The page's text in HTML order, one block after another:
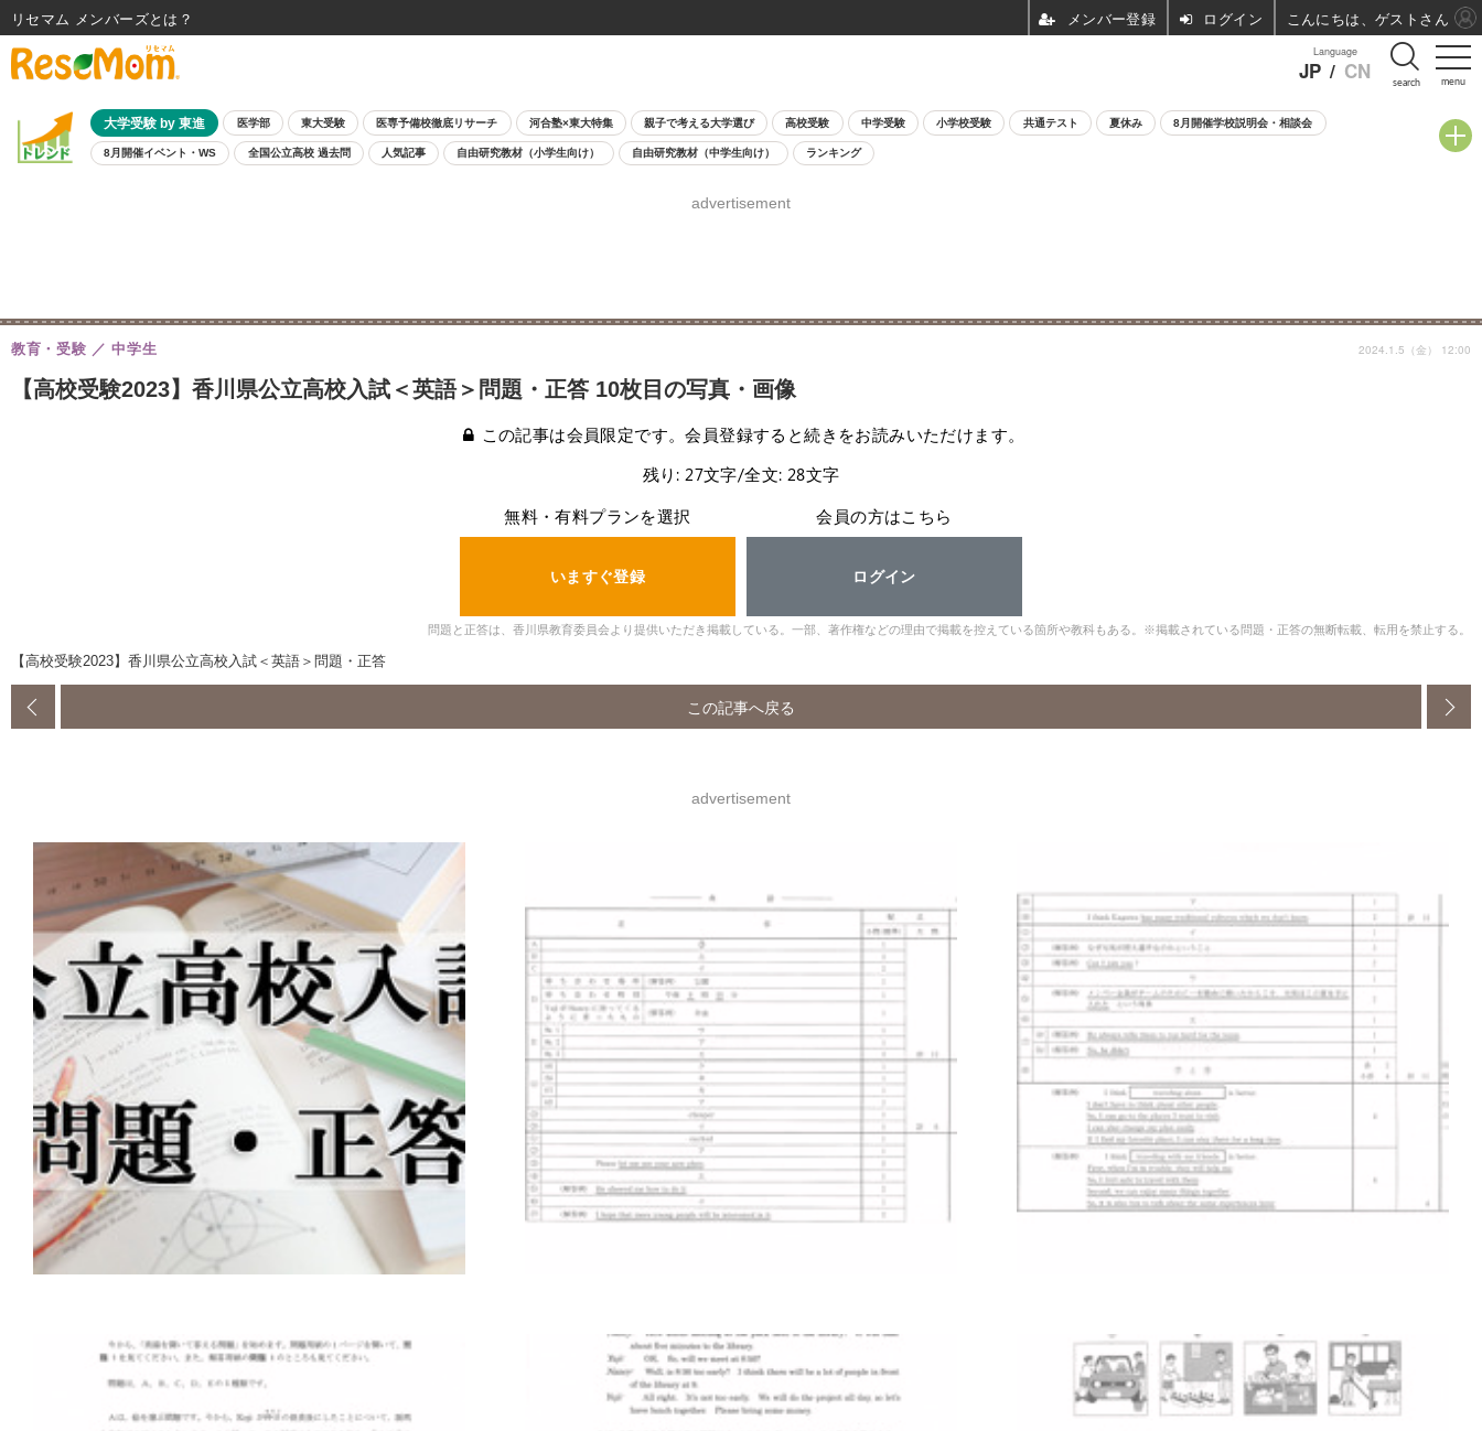
menu
Language
JP / CN search
大学受験 by 東進 医学部 東大受験 医専予備校徹底リサーチ 河合塾×東大特集 親子で考える大学選び 高校受験 中学受験 小学校受験 共通テスト 夏休み 8月開催学校説明会・相談会
8月開催イベント・WS 全国公立高校 過去問 人気記事 自由研究教材（小学生向け） 自由研究教材（中学生向け） ランキング
advertisement
【高校受験2023】香川県公立高校入試＜英語＞問題・正答 10枚目の写真・画像
教育・受験 中学生 2024.1.5（金） 12:00
この記事は会員限定です。会員登録すると続きをお読みいただけます。
残り: 27文字/全文: 28文字
無料・有料プランを選択
いますぐ登録
会員の方はこちら
ログイン
問題と正答は、香川県教育委員会より提供いただき掲載している。一部、著作権などの理由で掲載を控えている箇所や教科もある。※掲載されている問題・正答の無断転載、転用を禁止する。
【高校受験2023】香川県公立高校入試＜英語＞問題・正答
この記事へ戻る
advertisement
リセマム メンバーズ ログイン こんにちは、ゲストさん